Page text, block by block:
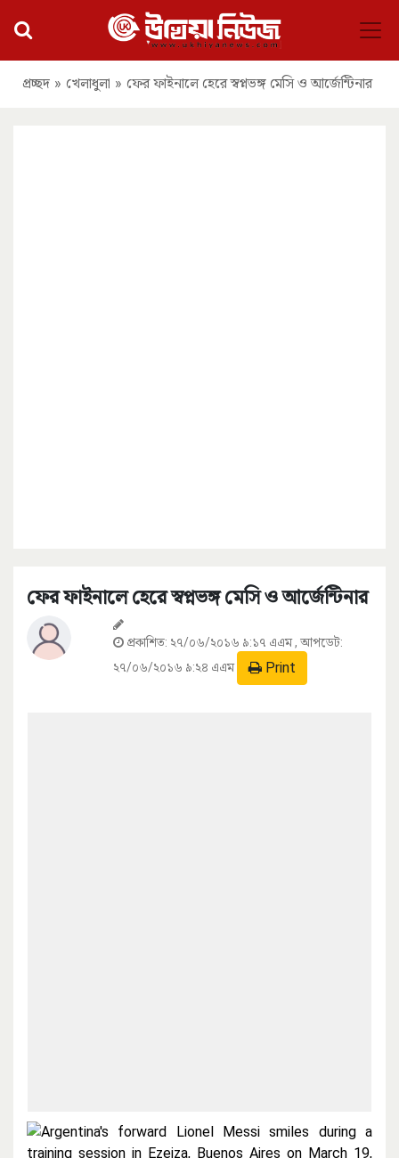
প্রচ্ছদ » খেলাধুলা » ফের ফাইনালে হেরে স্বপ্নভঙ্গ মেসি ও আর্জেন্টিনার
ফের ফাইনালে হেরে স্বপ্নভঙ্গ মেসি ও আর্জেন্টিনার
প্রকাশিত: ২৭/০৬/২০১৬ ৯:১৭ এএম, আপডেট:
২৭/০৬/২০১৬ ৯:২৪ এএম
Print